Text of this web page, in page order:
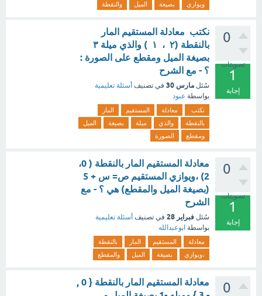
ويوازي
بصيغة الميل والنقطة
0
تصويتات
1
إجابة
نكتب معادلة المستقيم المار
بصيغة الميل ومقطع على الصورة :
؟ - مع الشرح
سُئل مارس 30 في تصنيف أسئلة تعليمية
بواسطة عبود
نكتب معادلة المستقيم
المار
بالنقطة
والذي ميلة بصيغة
الميل
ومقطع
الصورة
0
تصويتات
1
إجابة
معادلة المستقيم المار بالنقطة ( 0،
2) ،ويوازي المستقيم ص= س + 5
(بصيغة الميل والمقطع) هي ؟ - مع
الشرح
سُئل فبراير 28 في تصنيف أسئلة تعليمية
بواسطة ابوعبدالله
معادلة المستقيم المار
بالنقطة
،ويوازي
بصيغة الميل والمقطع
0
معادلة المستقيم المار بالنقطة { 0 ,